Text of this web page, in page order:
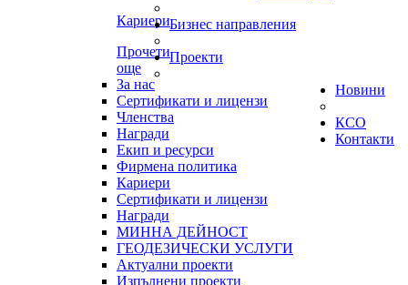
Кариери
Прочети
още
За нас
Сертификати и лицензи
Членства
Награди
Екип и ресурси
Фирмена политика
Кариери
Сертификати и лицензи
Награди
Бизнес направления
МИННА ДЕЙНОСТ
ГЕОДЕЗИЧЕСКИ УСЛУГИ
Проекти
Актуални проекти
Изпълнени проекти
Новини
КСО
Контакти